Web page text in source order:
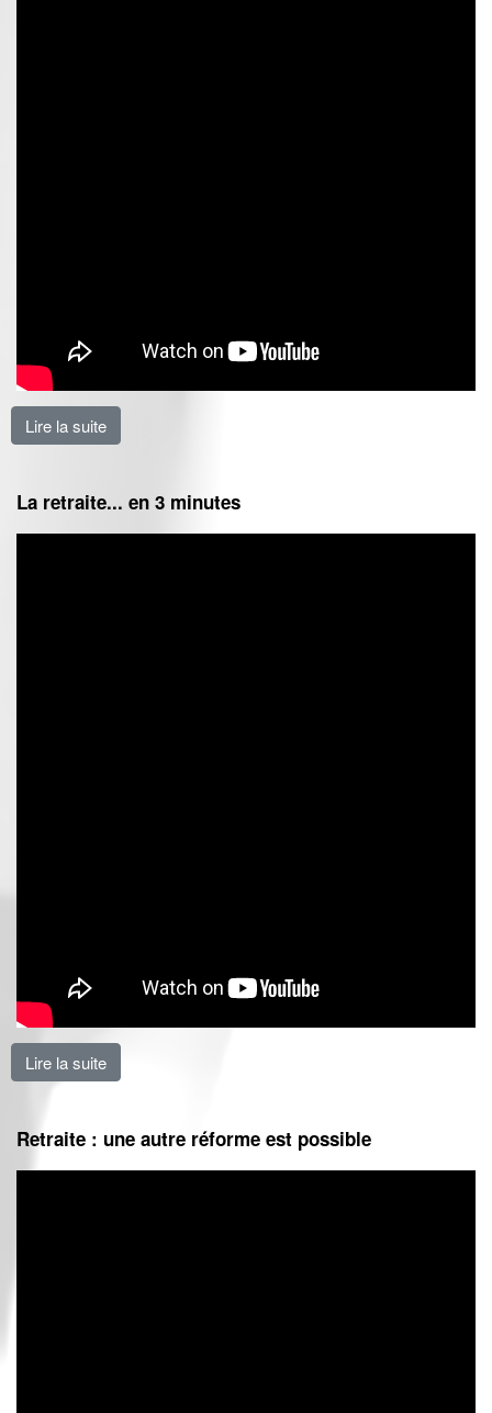
Lire la suite
La retraite... en 3 minutes
Lire la suite
Retraite : une autre réforme est possible